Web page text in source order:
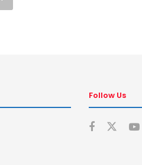
Follow Us